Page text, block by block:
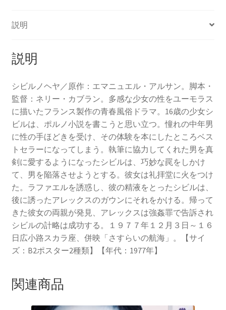
説明
説明
シビルノヘヤ／原作：エマニュエル・アルサン。脚本・
監督：ネリー・カブラン。多感な少女の性をユーモラス
に描いたフランス製作の青春風俗ドラマ。16歳の少女シ
ビルは、ポルノ小説を書こうと思い立つ。憧れの中年男
に性の手ほどきを受け、その体験を本にしたところベス
トセラーになってしまう。執筆に協力してくれた男を真
剣に愛するようになったシビルは、巧妙な罠をしかけ
て、男を陥落させようとする。彼女は礼拝堂に火をつけ
た。ラファエルを誘惑し、彼の精液をとったシビルは、
後に誘ったアレックスのガウンにそれをかける。帰って
きた彼女の両親が発見、アレックスは強姦罪で告訴され
シビルの計略は成功する。１９７７年１２月３日～１６
日広小路スカラ座、併映「さすらいの航海」。【サイ
ズ：B2ポスター2種類】【年代：1977年】
関連商品